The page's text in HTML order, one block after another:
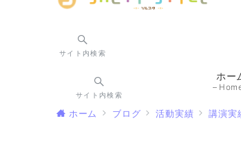
サイト内検索
ホー
–
サイト内検索
ホーム ブログ 活動実績 講演実